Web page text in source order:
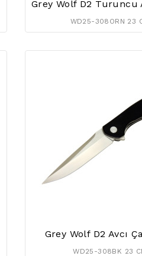
WD25-308ORN 23
Grey Wolf D2 Avcı
WD25-308BK 23